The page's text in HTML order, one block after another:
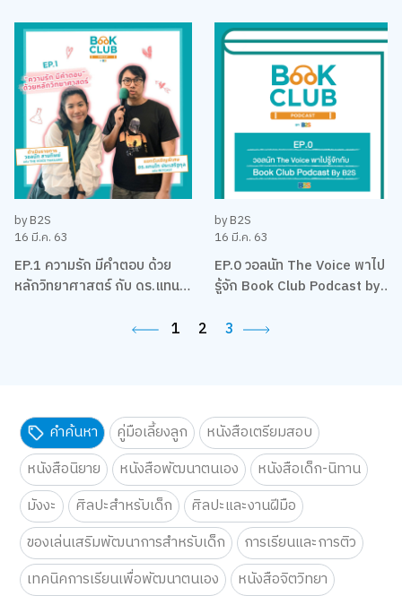
TaxBugnoms
by B2S
16 มี.ค. 63
EP.1 ความรัก มีคำตอบ ด้วย
หลักวิทยาศาสตร์ กับ ดร.แทน
by B2S
16 มี.ค. 63
EP.0 วอลนัท The Voice พาไป
รู้จัก Book Club Podcast by
1 2 3
คำค้นหา คู่มือเลี้ยงลูก
หนังสือเตรียมสอบ
หนังสือนิยาย
หนังสือพัฒนาตนเอง
หนังสือเด็ก-นิทาน
มังงะ
ศิลปะสำหรับเด็ก
ศิลปะและงานฝีมือ
ของเล่นเสริมพัฒนาการสำหรับเด็ก
การเรียนและการติว
เทคนิคการเรียนเพื่อพัฒนาตนเอง
หนังสือจิตวิทยา